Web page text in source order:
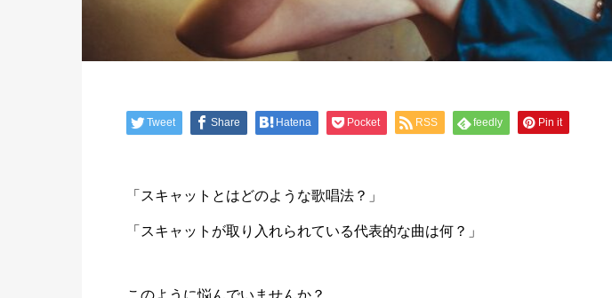
Tweet Share Hatena Pocket RSS feedly Pin it
「スキャットとはどのような歌唱法？」
「スキャットが取り入れられている代表的な曲は何？」
このように悩んでいませんか？